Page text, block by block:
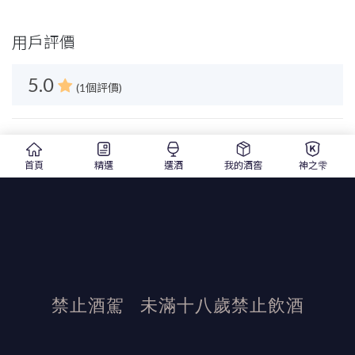
用戶評價
5.0 (1個評價)
Kuan-Cheng Ko
1月20日
首頁 精選 選酒 我的酒窖 神之雫
禁止酒駕 未滿十八歲禁止飲酒